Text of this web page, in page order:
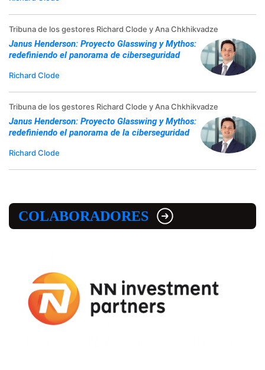
Tribuna de los gestores Richard Clode y Ana Chkhikvadze
Janus Henderson: Proyecto Glasswing y Mythos:
redefiniendo el panorama de ciberseguridad
Richard Clode
Tribuna de los gestores Richard Clode y Ana Chkhikvadze
Janus Henderson: Proyecto Glasswing y Mythos:
redefiniendo el panorama de la ciberseguridad
Richard Clode
COLABORADORES